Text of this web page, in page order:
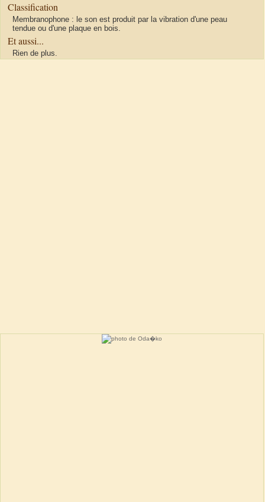
Classification
Membranophone : le son est produit par la vibration d'une peau
tendue ou d'une plaque en bois.
Et aussi...
Rien de plus.